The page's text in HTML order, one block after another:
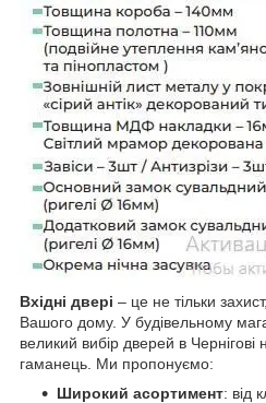
Вхідні двері – це не тільки
Вашого дому. У будівельному
великий вибір дверей в
гаманець. Ми пропонуємо:
Широкий асортимент: від